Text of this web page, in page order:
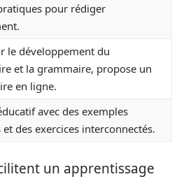
pour rédiger
le développement du
et la grammaire, propose un
en ligne.
avec des exemples
des exercices interconnectés.
un apprentissage